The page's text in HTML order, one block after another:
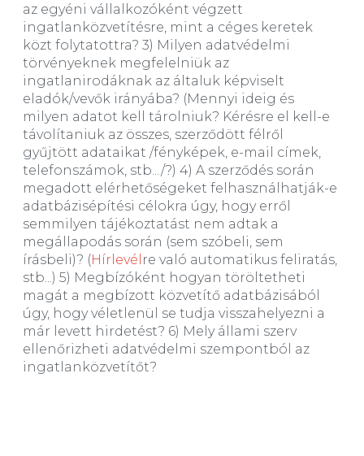
az egyéni vállalkozóként végzett
ingatlanközvetítésre, mint a céges keretek
közt folytatottra? 3) Milyen adatvédelmi
törvényeknek megfelelniük az
ingatlanirodáknak az általuk képviselt
eladók/vevők irányába? (Mennyi ideig és
milyen adatot kell tárolniuk? Kérésre el kell-e
távolítaniuk az összes, szerződött félről
gyűjtött adataikat /fényképek, e-mail címek,
telefonszámok, stb.../?) 4) A szerződés során
megadott elérhetőségeket felhasználhatják-e
adatbázisépítési célokra úgy, hogy erről
semmilyen tájékoztatást nem adtak a
megállapodás során (sem szóbeli, sem
írásbeli)? (Hírlevél re való automatikus feliratás,
stb...) 5) Megbízóként hogyan töröltetheti
magát a megbízott közvetítő adatbázisából
úgy, hogy véletlenül se tudja visszahelyezni a
már levett hirdetést? 6) Mely állami szerv
ellenőrizheti adatvédelmi szempontból az
ingatlanközvetítőt?